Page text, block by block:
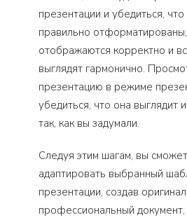
презентации и убедиться, что
правильно
отображаются корректно и
выглядят гармонично.
презентацию в режиме
убедиться, что она выглядит
так, как вы задумали.
Следуя этим шагам, вы
адаптировать выбранный
презентации, создав
профессиональный